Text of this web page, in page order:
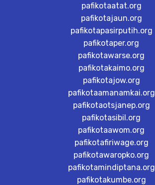
pafikotaatat.org
pafikotajaun.org
pafikotapasirputih.org
pafikotaper.org
pafikotawarse.org
pafikotakaimo.org
pafikotajow.org
pafikotaamanamkai.org
pafikotaotsjanep.org
pafikotasibil.org
pafikotaawom.org
pafikotafiriwage.org
pafikotawaropko.org
pafikotamindiptana.org
pafikotakumbe.org